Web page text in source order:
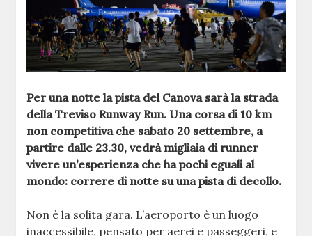
Per una notte la pista del Canova sarà la strada
della Treviso Runway Run. Una corsa di 10 km
non competitiva che sabato 20 settembre, a
partire dalle 23.30, vedrà migliaia di runner
vivere un’esperienza che ha pochi eguali al
mondo: correre di notte su una pista di decollo.
Non è la solita gara. L’aeroporto è un luogo
inaccessibile, pensato per aerei e passeggeri, e